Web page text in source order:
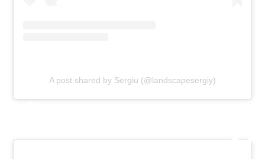
A post shared by Sergiu (@landscapesergiy)